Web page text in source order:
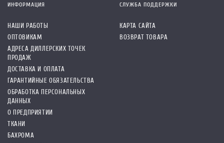
ИНФОРМАЦИЯ
НАШИ РАБОТЫ
ОПТОВИКАМ
АДРЕСА ДИЛЛЕРСКИХ ТОЧЕК
ПРОДАЖ
ДОСТАВКА И ОПЛАТА
ГАРАНТИЙНЫЕ ОБЯЗАТЕЛЬСТВА
ОБРАБОТКА ПЕРСОНАЛЬНЫХ
ДАННЫХ
О ПРЕДПРИЯТИИ
ТКАНИ
БАХРОМА
СЛУЖБА ПОДДЕРЖКИ
КАРТА САЙТА
ВОЗВРАТ ТОВАРА